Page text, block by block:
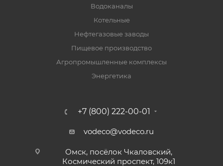
Водоканалы
Котельные
Нефтегазовые заводы
Пищевое производство
Агропромышленные комплексы
Энергетика
+7 (800) 222-00-01
vodeco@vodeco.ru
Омск, посёлок Чкаловский,
Космический проспект, 109к1